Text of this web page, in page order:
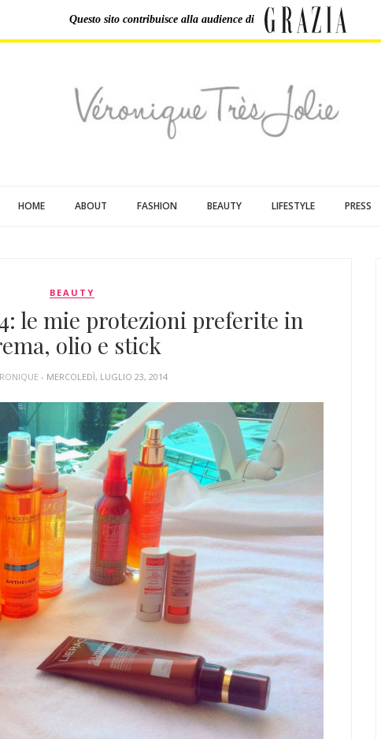
Questo sito contribuisce alla audience di
HOME ABOUT FASHION BEAUTY LIFESTYLE PRESS
BEAUTY
le mie protezioni preferite in
olio e stick
- MERCOLEDÌ, LUGLIO 23, 2014